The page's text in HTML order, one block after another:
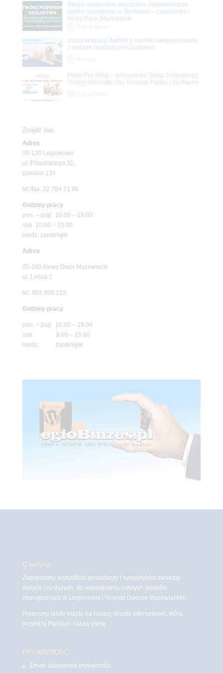
Stwórz podwodne arcydzieło: Najpiękniejsze
rośliny akwariowe w ZooNemo – Legionowo i
Nowy Dwór Mazowiecki
Upały wracają! Zadbaj o komfort swojego pupila
z matami chłodzącymi ZooNemo
Petito Pet Shop – Internetowy Sklep Zoologiczny
Online! Wszystko Dla Twojego Pupila | ZooNemo
Znajdź nas
Adres
05-120 Legionowo
ul. Piłsudskiego 31,
pawilon 134
tel./fax. 22 784 71 96
Godziny pracy
pon. – piąt. 10.00 – 19.00
sob. 10.00 – 15.00
niedz. zamknięte
Adres
05-100 Nowy Dwór Mazowiecki
ul. Leśna 2
tel. 503 900 215
Godziny pracy
pon. – piąt. 10.00 – 19.00
sob. 8.00 – 15.00
niedz. zamknięte
O witrynie
Zapraszamy wszystkich posiadaczy i sympatyków zwierząt
małych czy dużych, do odwiedzenia naszych sklepów
zoologicznych w Legionowie i Nowym Dworze Mazowieckim
Polecamy także wizytę na naszej stronie internetowej, która
przybliży Państwu naszą ofertę.
PRYWATNOŚĆ
Zmień ustawienia prywatności